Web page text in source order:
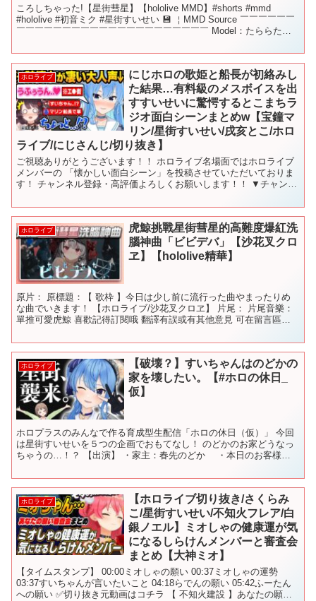
ころしちゃった!【星街彗星】【hololive MMD】#shorts #mmd
#hololive #初音ミク #星街すいせい 💾 ￤MMD Source ￣￣￣￣￣￣
￣￣￣￣￣￣￣￣￣￣￣￣￣￣￣￣￣￣￣￣￣ Model：たららたら
ホロライブ
にじホロの歌姫と船長が初絡みし
た結果…有料級のメスボイスを出
すすいせいに驚愕するとこまちラ
ジオ面白シーンまとめw【宝鐘マ
リン/星街すいせい/戌亥とこ/ホロ
ライブ/にじさんじ/切り抜き】
ご視聴ありがとうございます！！ ホロライブ名場面ではホロライブ
メンバーの 「懐かしい面白シーン」を投稿させていただいておりま
す！ チャンネル登録・高評価よろしくお願いします！！ ▼チャンネ
ホロライブ
虎鯨挑戰星街彗星的高難度爆紅洗
腦神曲「ビビデバ」【沙花叉クロ
ヱ】【hololive精華】
原片： 原標題：【 歌枠 】今日は少し前に流行った曲やまったりめ
な曲でいきます！ 【ホロライブ/沙花叉クロヱ】 片尾： 片尾音樂：
單推可愛虎鯨 喜歡記得訂閱哦 翻譯有誤或有其他意見 可在留言區告
ホロライブ
【破壊？】すいちゃんはのどかの
家を壊したい。【#ホロの休日_
仮】
ホロプラスのみんなで作る育成型生配信「ホロの休日（仮）」 今回
は星街すいせいを５つの企画でおもてなし！ のどかのお家どうなっ
ちゃうの…！？ 【出演】 ・家主：春先のどか ・本日のお客様：
ホロライブ
【ホロライブ切り抜き/さくらみ
こ/星街すいせい/不知火フレア/白
銀ノエル】ミオしゃの健康運が気
になるしらけんメンバーと審査会
まとめ【大神ミオ】
【タイムスタンプ】 00:00ミオしゃの願い 00:37ミオしゃの運勢
03:37すいちゃんが言いたいこと 04:18らでんの願い 05:42ふーたん
への願い ✅切り抜き元動画はコチラ 【 不知火建設 】あなたの願い